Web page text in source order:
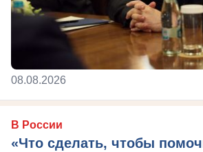
08.08.2026
В России
«Что сделать, чтобы